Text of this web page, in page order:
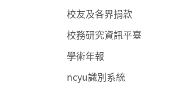
校友及各界捐款
校務研究資訊平臺
學術年報
ncyu識別系統